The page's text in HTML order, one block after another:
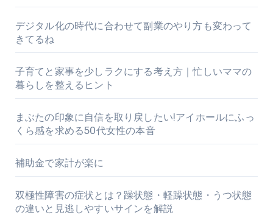
デジタル化の時代に合わせて副業のやり方も変わって
きてるね
子育てと家事を少しラクにする考え方｜忙しいママの
暮らしを整えるヒント
まぶたの印象に自信を取り戻したい!アイホールにふっ
くら感を求める50代女性の本音
補助金で家計が楽に
双極性障害の症状とは？躁状態・軽躁状態・うつ状態
の違いと見逃しやすいサインを解説